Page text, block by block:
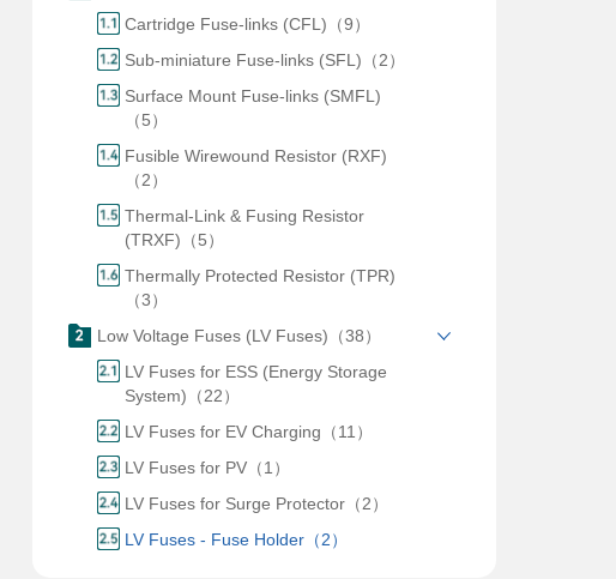
Cartridge Fuse-links (CFL)（9）
Sub-miniature Fuse-links (SFL)（2）
Surface Mount Fuse-links (SMFL)
（5）
Fusible Wirewound Resistor (RXF)
（2）
Thermal-Link & Fusing Resistor
(TRXF)（5）
Thermally Protected Resistor (TPR)
（3）
Low Voltage Fuses (LV Fuses)（38）
LV Fuses for ESS (Energy Storage
System)（22）
LV Fuses for EV Charging（11）
LV Fuses for PV（1）
LV Fuses for Surge Protector（2）
LV Fuses - Fuse Holder（2）